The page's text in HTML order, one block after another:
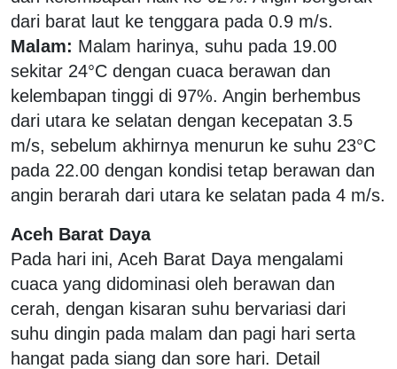
dari barat laut ke tenggara pada 0.9 m/s.
Malam: Malam harinya, suhu pada 19.00
sekitar 24°C dengan cuaca berawan dan
kelembapan tinggi di 97%. Angin berhembus
dari utara ke selatan dengan kecepatan 3.5
m/s, sebelum akhirnya menurun ke suhu 23°C
pada 22.00 dengan kondisi tetap berawan dan
angin berarah dari utara ke selatan pada 4 m/s.
Aceh Barat Daya
Pada hari ini, Aceh Barat Daya mengalami
cuaca yang didominasi oleh berawan dan
cerah, dengan kisaran suhu bervariasi dari
suhu dingin pada malam dan pagi hari serta
hangat pada siang dan sore hari. Detail